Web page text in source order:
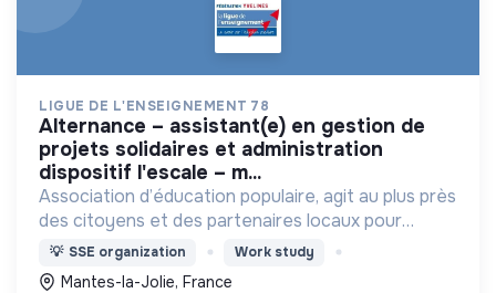
LIGUE DE L'ENSEIGNEMENT 78
alternance – assistant(e) en gestion de
projets solidaires et administration
dispositif l'escale – m...
Association d’éducation populaire, agit au plus près
des citoyens et des partenaires locaux pour
promouvoir le lien social, agir pour l’éducation et la
citoyenneté et faire vivre la Laïcité.
💡 SSE organization Work study
Mantes-la-Jolie, France